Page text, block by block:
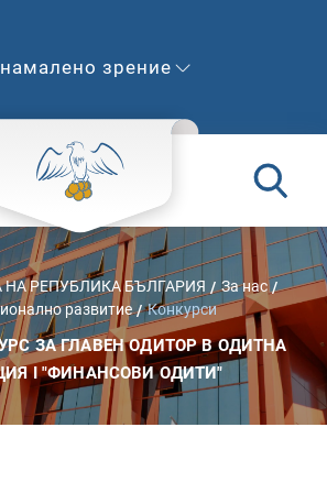
зрение
НА РЕПУБЛИКА БЪЛГАРИЯ
За нас
развитие
Конкурси
ЗА ГЛАВЕН ОДИТОР В ОДИТНА
I "ФИНАНСОВИ ОДИТИ"